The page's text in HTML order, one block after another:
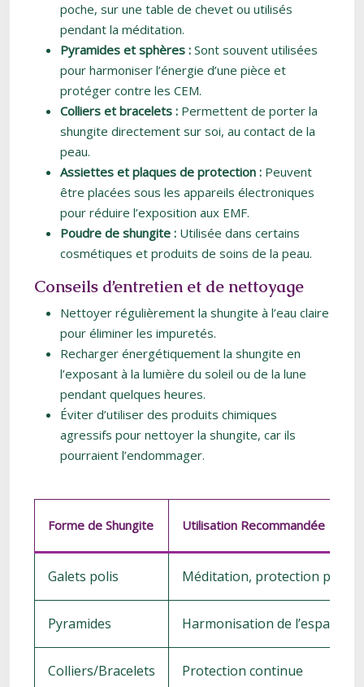
poche, sur une table de chevet ou utilisés
pendant la méditation.
Pyramides et sphères : Sont souvent utilisées
pour harmoniser l’énergie d’une pièce et
protéger contre les CEM.
Colliers et bracelets : Permettent de porter la
shungite directement sur soi, au contact de la
peau.
Assiettes et plaques de protection : Peuvent
être placées sous les appareils électroniques
pour réduire l’exposition aux EMF.
Poudre de shungite : Utilisée dans certains
cosmétiques et produits de soins de la peau.
Conseils d’entretien et de nettoyage
Nettoyer régulièrement la shungite à l’eau claire
pour éliminer les impuretés.
Recharger énergétiquement la shungite en
l’exposant à la lumière du soleil ou de la lune
pendant quelques heures.
Éviter d’utiliser des produits chimiques
agressifs pour nettoyer la shungite, car ils
pourraient l’endommager.
Forme de Shungite Utilisation Recommandée
Galets polis Méditation, protection
Pyramides Harmonisation de l’espace,
Colliers/Bracelets Protection continue